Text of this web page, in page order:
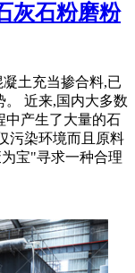
灰石粉磨粉
土充当掺合料,已
。 近来,国内大多数
中产生了大量的石
污染环境而且原料
宝"寻求一种合理